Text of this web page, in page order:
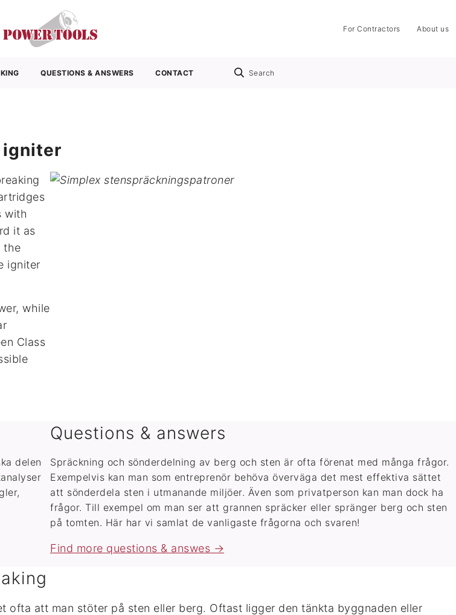
For Contractors About us
QUESTIONS & ANSWERS CONTACT Search
igniter
with
it as
the
igniter
while
Class
delen
Questions & answers
Spräckning och sönderdelning av berg och sten är ofta förenat med många frågor.
Exempelvis kan man som entreprenör behöva överväga det mest effektiva sättet
att sönderdela sten i utmanande miljöer. Även som privatperson kan man dock ha
frågor. Till exempel om man ser att grannen spräcker eller spränger berg och sten
på tomten. Här har vi samlat de vanligaste frågorna och svaren!
Find more questions & answes →
att man stöter på sten eller berg. Oftast ligger den tänkta byggnaden eller